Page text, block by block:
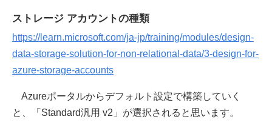
ストレージ アカウントの種類
https://learn.microsoft.com/ja-jp/training/modules/design-
data-storage-solution-for-non-relational-data/3-design-for-
azure-storage-accounts
Azureポータルからデフォルト設定で構築していく
と、「Standard汎用 v2」が選択されると思います。